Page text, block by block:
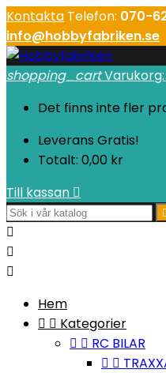
Kontakta Telefon: 070-
info@hobbyfabriken.se
shopping_cartVarukorg:
Det finns inte fler
Leverans Gratis!
Totalt: 0,00 kr
Till kassan 




Hem
  Kategorier
  RC BILAR
 